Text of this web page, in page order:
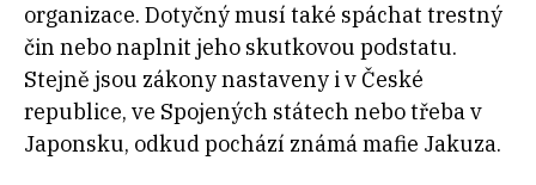
organizace. Dotyčný musí také spáchat trestný
čin nebo naplnit jeho skutkovou podstatu.
Stejně jsou zákony nastaveny i v České
republice, ve Spojených státech nebo třeba v
Japonsku, odkud pochází známá mafie Jakuza.